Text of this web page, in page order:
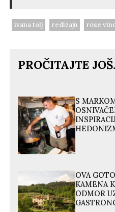
ivana tolj redizajn rose
PROČITAJTE
S
OVA
KAMENA
ODMOR